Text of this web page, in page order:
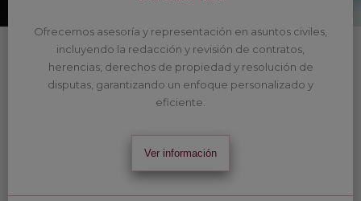
Ofrecemos asesoría y representación en asuntos civiles,
incluyendo la redacción y revisión de contratos,
herencias, derechos de propiedad y resolución de
disputas, garantizando un enfoque personalizado y
eficiente.
Ver información